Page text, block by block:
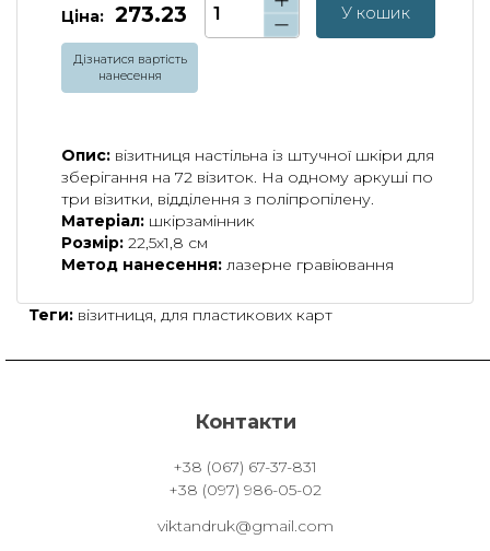
Ціна: 273.23 У кошик
Дізнатися вартість
нанесення
Опис: візитниця настільна із штучної шкіри для
зберігання на 72 візиток. На одному аркуші по
три візитки, відділення з поліпропілену.
Матеріал: шкірзамінник
Розмір: 22,5х1,8 см
Метод нанесення: лазерне гравіювання
Теги: візитниця, для пластикових карт
Контакти
+38 (067) 67-37-831
+38 (097) 986-05-02
viktandruk@gmail.com